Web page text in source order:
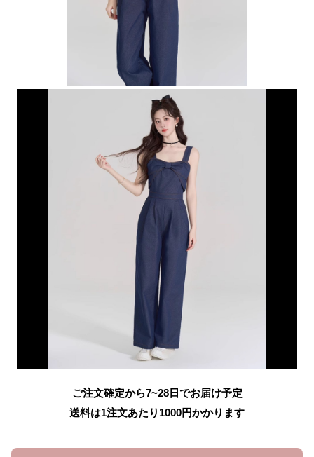
ご注文確定から7~28日でお届け予定
送料は1注文あたり 1000円かかります